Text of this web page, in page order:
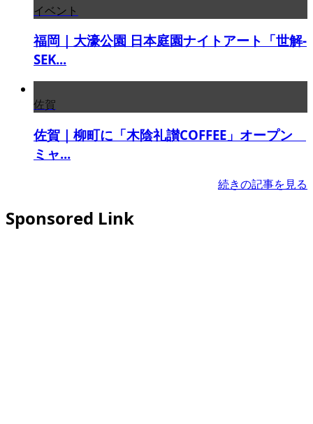
イベント
福岡｜大濠公園 日本庭園ナイトアート「世解-
SEK...
佐賀
佐賀｜柳町に「木陰礼讃COFFEE」オープン
ミャ...
続きの記事を見る
Sponsored Link